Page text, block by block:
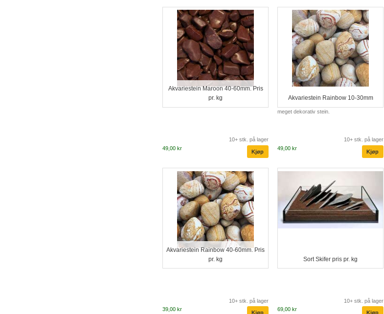
Akvariestein Maroon 40-60mm. Pris
pr. kg
10+ stk. på lager
49,00 kr
Akvariestein Rainbow 10-30mm
meget dekorativ stein.
10+ stk. på lager
49,00 kr
Akvariestein Rainbow 40-60mm. Pris
pr. kg
10+ stk. på lager
39,00 kr
Sort Skifer pris pr. kg
10+ stk. på lager
69,00 kr